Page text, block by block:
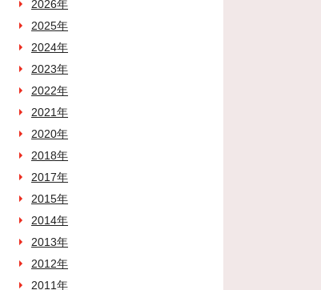
2026年
2025年
2024年
2023年
2022年
2021年
2020年
2018年
2017年
2015年
2014年
2013年
2012年
2011年